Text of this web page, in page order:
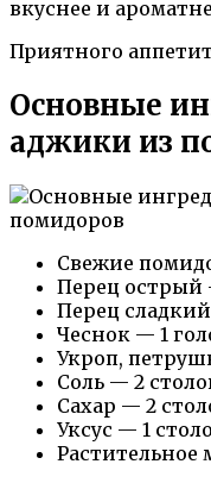
вкуснее и
Приятного
Основные
аджики из
Свежие
Перец острый
Перец
Чеснок — 1
Укроп,
Соль — 2
Сахар — 2
Уксус — 1
Растительное